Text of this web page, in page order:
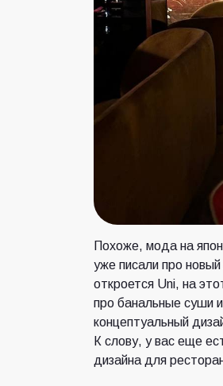
Похоже, мода на
уже писали про
откроется Uni, на
про банальные суши
концептуальный
К слову, у вас еще
дизайна для